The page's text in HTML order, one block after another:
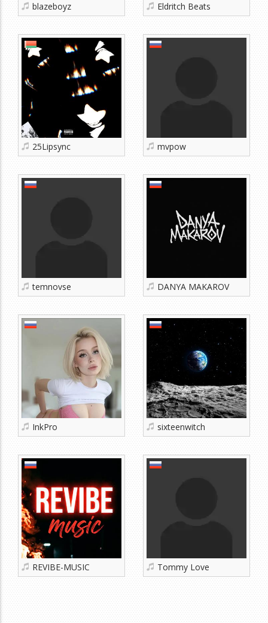
blazeboyz Eldritch Beats
25Lipsync mvpow
temnovse DANYA MAKAROV
InkPro sixteenwitch
REVIBE-MUSIC Tommy Love